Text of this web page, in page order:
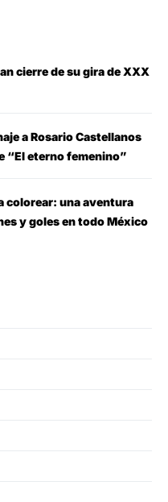
cierre de su gira de XXX
a Rosario Castellanos
“El eterno femenino”
colorear: una aventura
y goles en todo México